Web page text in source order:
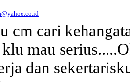
cm cari
mau
dan